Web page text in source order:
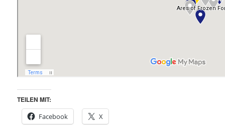
TEILEN MIT:
Facebook
X